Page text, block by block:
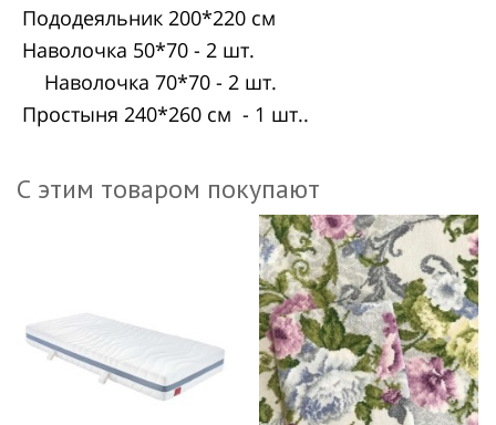
Пододеяльник 200*220 см
Наволочка 50*70 - 2 шт.
Наволочка 70*70 - 2 шт.
Простыня 240*260 см - 1 шт..
С этим товаром покупают